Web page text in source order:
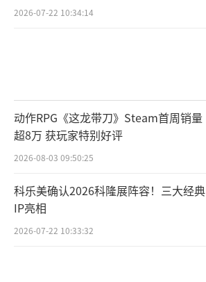
2026-07-22 10:34:14
动作RPG《这龙带刀》Steam首周销量
超8万 获玩家特别好评
2026-08-03 09:50:25
科乐美确认2026科隆展阵容！三大经典
IP亮相
2026-07-22 10:33:32